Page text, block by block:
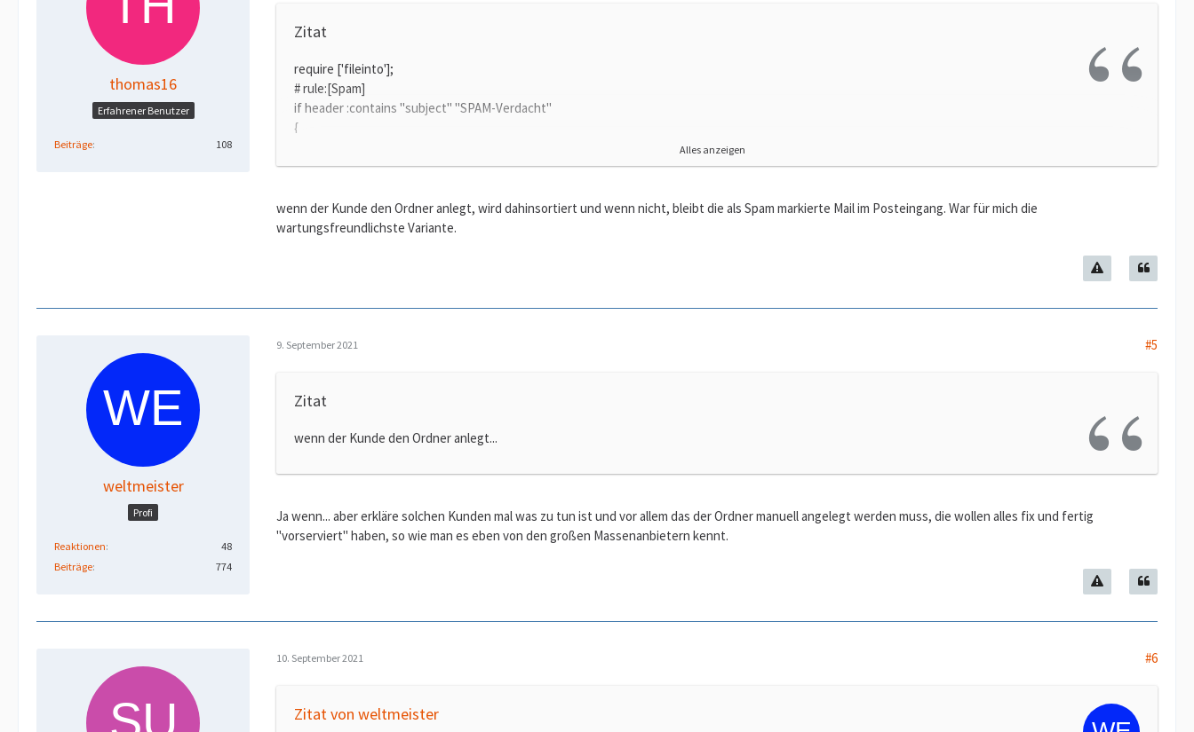
thomas16
Erfahrener Benutzer
Beiträge 108
Zitat
require ['fileinto'];
# rule:[Spam]
if header :contains "subject" "SPAM-Verdacht"
{
}
Alles anzeigen
wenn der Kunde den Ordner anlegt, wird dahinsortiert und wenn nicht, bleibt die als Spam markierte Mail im Posteingang. War für mich die
wartungsfreundlichste Variante.
weltmeister
Profi
Reaktionen
48
Beiträge
774
9. September 2021 #5
Zitat
wenn der Kunde den Ordner anlegt...
Ja wenn... aber erkläre solchen Kunden mal was zu tun ist und vor allem das der Ordner manuell angelegt werden muss, die wollen alles fix und fertig
"vorserviert" haben, so wie man es eben von den großen Massenanbietern kennt.
10. September 2021 #6
Zitat von weltmeister